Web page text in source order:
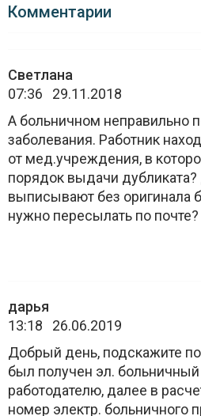
Комментарии
Светлана
07:36 29.11.2018
А больничном неправильно
заболевания. Работник
от мед.учреждения, в
порядок выдачи дубликата?
выписывают без оригинала
нужно пересылать по почте?
дарья
13:18 26.06.2019
Добрый день, подскажите
был получен эл.
работодателю, далее в
номер электр. больничного